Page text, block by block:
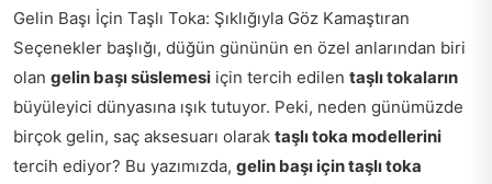
Gelin Başı İçin Taşlı Toka: Şıklığıyla Göz Kamaştıran
Seçenekler başlığı, düğün gününün en özel anlarından biri
olan gelin başı süslemesi için tercih edilen taşlı tokaların
büyüleyici dünyasına ışık tutuyor. Peki, neden günümüzde
birçok gelin, saç aksesuarı olarak taşlı toka modellerini
tercih ediyor? Bu yazımızda, gelin başı için taşlı toka